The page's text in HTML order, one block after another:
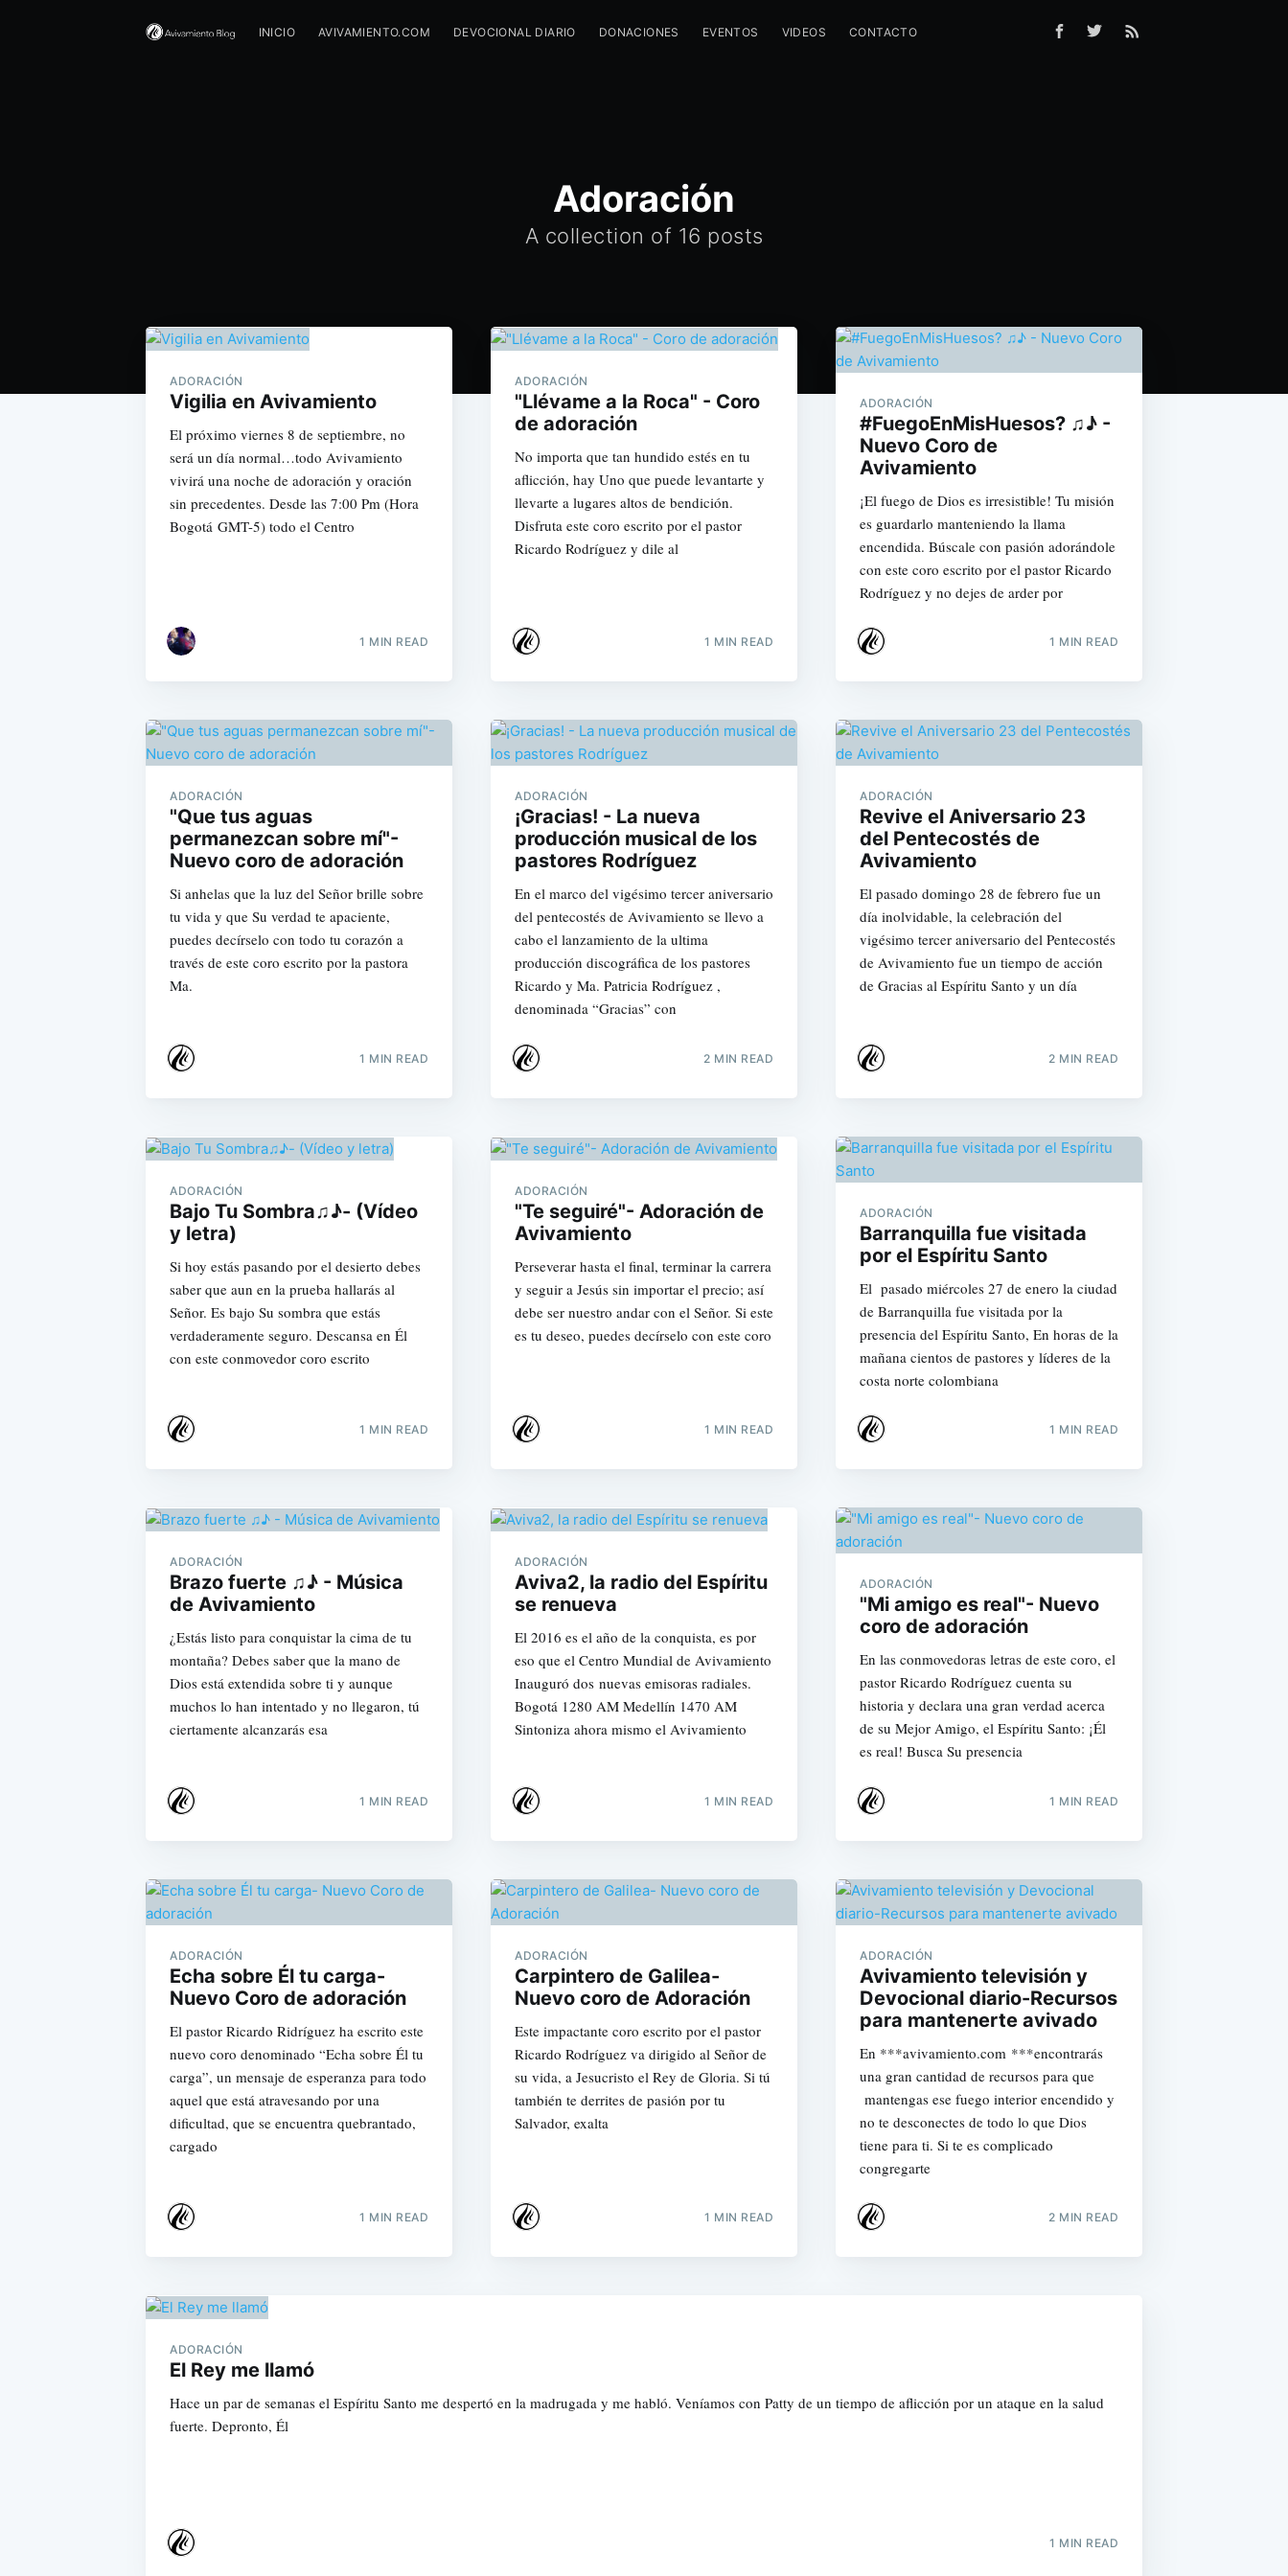
INICIO AVIVAMIENTO.COM DEVOCIONAL DIARIO DONACIONES EVENTOS VIDEOS CONTACTO
Adoración
A collection of 16 posts
ADORACIÓN
Vigilia en Avivamiento
El próximo viernes 8 de septiembre, no
será un día normal…todo Avivamiento
vivirá una noche de adoración y oración
sin precedentes. Desde las 7:00 Pm (Hora
Bogotá GMT-5) todo el Centro
1 MIN READ
ADORACIÓN
"Llévame a la Roca" - Coro
de adoración
No importa que tan hundido estés en tu
aflicción, hay Uno que puede levantarte y
llevarte a lugares altos de bendición.
Disfruta este coro escrito por el pastor
Ricardo Rodríguez y dile al
1 MIN READ
ADORACIÓN
#FuegoEnMisHuesos? ♫♪ -
Nuevo Coro de
Avivamiento
¡El fuego de Dios es irresistible! Tu misión
es guardarlo manteniendo la llama
encendida. Búscale con pasión adorándole
con este coro escrito por el pastor Ricardo
Rodríguez y no dejes de arder por
1 MIN READ
ADORACIÓN
"Que tus aguas
permanezcan sobre mí"-
Nuevo coro de adoración
Si anhelas que la luz del Señor brille sobre
tu vida y que Su verdad te apaciente,
puedes decírselo con todo tu corazón a
través de este coro escrito por la pastora
Ma.
1 MIN READ
ADORACIÓN
¡Gracias! - La nueva
producción musical de los
pastores Rodríguez
En el marco del vigésimo tercer aniversario
del pentecostés de Avivamiento se llevo a
cabo el lanzamiento de la ultima
producción discográfica de los pastores
Ricardo y Ma. Patricia Rodríguez ,
denominada “Gracias” con
2 MIN READ
ADORACIÓN
Revive el Aniversario 23
del Pentecostés de
Avivamiento
El pasado domingo 28 de febrero fue un
día inolvidable, la celebración del
vigésimo tercer aniversario del Pentecostés
de Avivamiento fue un tiempo de acción
de Gracias al Espíritu Santo y un día
2 MIN READ
ADORACIÓN
Bajo Tu Sombra♫♪- (Vídeo
y letra)
Si hoy estás pasando por el desierto debes
saber que aun en la prueba hallarás al
Señor. Es bajo Su sombra que estás
verdaderamente seguro. Descansa en Él
con este conmovedor coro escrito
1 MIN READ
ADORACIÓN
"Te seguiré"- Adoración de
Avivamiento
Perseverar hasta el final, terminar la carrera
y seguir a Jesús sin importar el precio; así
debe ser nuestro andar con el Señor. Si este
es tu deseo, puedes decírselo con este coro
1 MIN READ
ADORACIÓN
Barranquilla fue visitada
por el Espíritu Santo
El pasado miércoles 27 de enero la ciudad
de Barranquilla fue visitada por la
presencia del Espíritu Santo, En horas de la
mañana cientos de pastores y líderes de la
costa norte colombiana
1 MIN READ
ADORACIÓN
Brazo fuerte ♫♪ - Música
de Avivamiento
¿Estás listo para conquistar la cima de tu
montaña? Debes saber que la mano de
Dios está extendida sobre ti y aunque
muchos lo han intentado y no llegaron, tú
ciertamente alcanzarás esa
1 MIN READ
ADORACIÓN
Aviva2, la radio del Espíritu
se renueva
El 2016 es el año de la conquista, es por
eso que el Centro Mundial de Avivamiento
Inauguró dos nuevas emisoras radiales.
Bogotá 1280 AM Medellín 1470 AM
Sintoniza ahora mismo el Avivamiento
1 MIN READ
ADORACIÓN
"Mi amigo es real"- Nuevo
coro de adoración
En las conmovedoras letras de este coro, el
pastor Ricardo Rodríguez cuenta su
historia y declara una gran verdad acerca
de su Mejor Amigo, el Espíritu Santo: ¡Él
es real! Busca Su presencia
1 MIN READ
ADORACIÓN
Echa sobre Él tu carga-
Nuevo Coro de adoración
El pastor Ricardo Ridríguez ha escrito este
nuevo coro denominado “Echa sobre Él tu
carga”, un mensaje de esperanza para todo
aquel que está atravesando por una
dificultad, que se encuentra quebrantado,
cargado
1 MIN READ
ADORACIÓN
Carpintero de Galilea-
Nuevo coro de Adoración
Este impactante coro escrito por el pastor
Ricardo Rodríguez va dirigido al Señor de
su vida, a Jesucristo el Rey de Gloria. Si tú
también te derrites de pasión por tu
Salvador, exalta
1 MIN READ
ADORACIÓN
Avivamiento televisión y
Devocional diario-Recursos
para mantenerte avivado
En ***avivamiento.com ***encontrarás
una gran cantidad de recursos para que
mantengas ese fuego interior encendido y
no te desconectes de todo lo que Dios
tiene para ti. Si te es complicado
congregarte
2 MIN READ
ADORACIÓN
El Rey me llamó
Hace un par de semanas el Espíritu Santo me despertó en la madrugada y me habló. Veníamos con Patty de un tiempo de aflicción por un ataque en la salud
fuerte. Depronto, Él
1 MIN READ